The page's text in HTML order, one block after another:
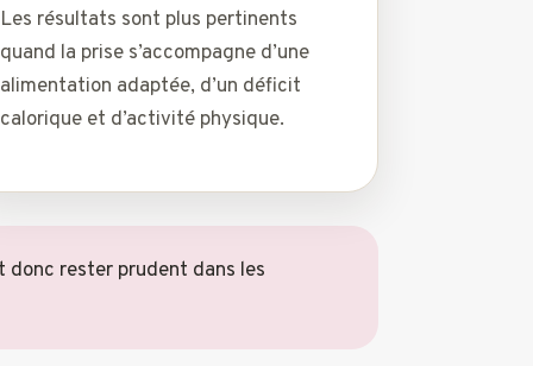
Les résultats sont plus pertinents
quand la prise s’accompagne d’une
alimentation adaptée, d’un déficit
calorique et d’activité physique.
donc rester prudent dans les